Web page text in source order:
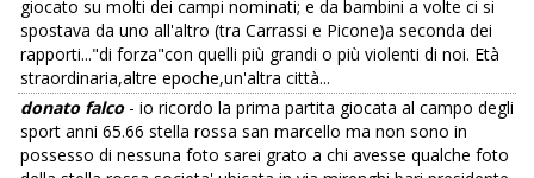
giocato su molti dei campi nominati; e da bambini a volte ci si
spostava da uno all'altro (tra Carrassi e Picone)a seconda dei
rapporti..."di forza"con quelli più grandi o più violenti di noi. Età
straordinaria,altre epoche,un'altra città...
donato falco- io ricordo la prima partita giocata al campo degli
sport anni 65.66 stella rossa san marcello ma non sono in
possesso di nessuna foto sarei grato a chi avesse qualche foto